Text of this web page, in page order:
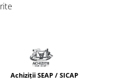
Achiziții SEAP / SICAP